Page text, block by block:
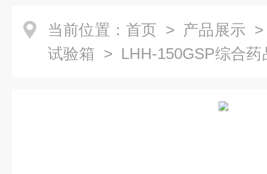
当前位置： 首页 > 产品展示
试验箱 > LHH-150GSP综合